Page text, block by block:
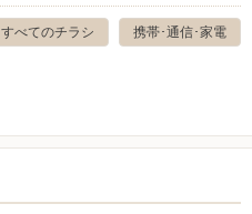
携帯･通信･家電
すべてのチラシ